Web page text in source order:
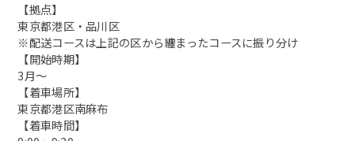
【拠点】
東京都港区・品川区
※配送コースは上記の区から纏まったコースに振り分け
【開始時期】
3月～
【着車場所】
東京都港区南麻布
【着車時間】